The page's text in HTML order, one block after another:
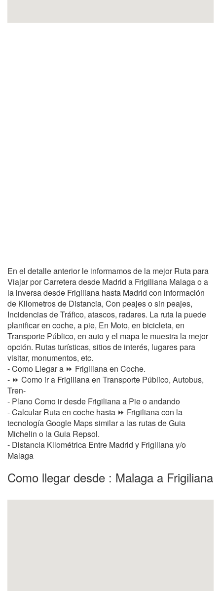
En el detalle anterior le informamos de la mejor Ruta para
Viajar por Carretera desde Madrid a Frigiliana Malaga o a
la inversa desde Frigiliana hasta Madrid con información
de Kilometros de Distancia, Con peajes o sin peajes,
Incidencias de Tráfico, atascos, radares. La ruta la puede
planificar en coche, a pie, En Moto, en bicicleta, en
Transporte Público, en auto y el mapa le muestra la mejor
opción. Rutas turísticas, sitios de interés, lugares para
visitar, monumentos, etc.
- Como Llegar a ⏩ Frigiliana en Coche.
- ⏩ Como ir a Frigiliana en Transporte Público, Autobus,
Tren-
- Plano Como ir desde Frigiliana a Pie o andando
- Calcular Ruta en coche hasta ⏩ Frigiliana con la
tecnología Google Maps similar a las rutas de Guia
Michelin o la Guia Repsol.
- Distancia Kilométrica Entre Madrid y Frigiliana y/o
Malaga
Como llegar desde : Malaga a Frigiliana